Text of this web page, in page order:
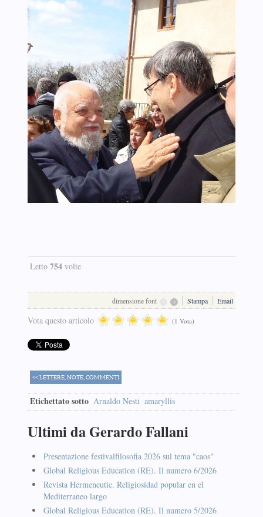
Letto 754volte
dimensione font Stampa Email
Vota questo articolo (1 Vota)
<< LETTERE, NOTE, COMMENTI
Etichettato sotto Arnaldo Nesti amaryllis
Ultimi da Gerardo Fallani
Presentazione festivalfilosofia 2026 sul tema "caos"
Global Religious Education (RE). Il numero 6/2026
Revista Hermeneutic. Religiosidad popular en el
Mediterraneo largo
Global Religious Education (RE). Il numero 5/2026